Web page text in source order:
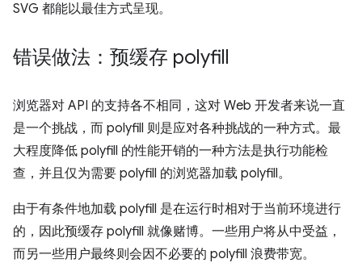
SVG 都能以最佳方式呈现。
错误做法：预缓存 polyfill
浏览器对 API 的支持各不相同，这对 Web 开发者来说一直
是一个挑战，而 polyfill 则是应对各种挑战的一种方式。最
大程度降低 polyfill 的性能开销的一种方法是执行功能检
查，并且仅为需要 polyfill 的浏览器加载 polyfill。
由于有条件地加载 polyfill 是在运行时相对于当前环境进行
的，因此预缓存 polyfill 就像赌博。一些用户将从中受益，
而另一些用户最终则会因不必要的 polyfill 浪费带宽。